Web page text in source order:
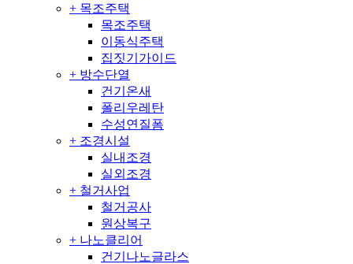
+ 목조주택
목조주택
이동식주택
집짓기가이드
+ 방수단열
건기온새
폴리우레탄
수성연질폼
+ 조경시설
실내조경
실외조경
+ 철거사업
철거공사
원상복구
+ 나노클리어
건기나노글라스